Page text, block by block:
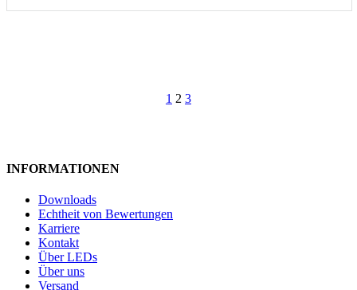
Seite
1 Seite
2 Seite
3
INFORMATIONEN
Downloads
Echtheit von Bewertungen
Karriere
Kontakt
Über LEDs
Über uns
Versand